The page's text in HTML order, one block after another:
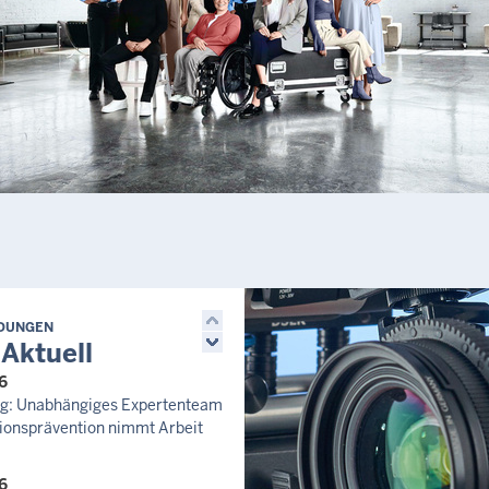
Brechten
225.000,00 €
Letzte Aktualisierung:
Heute, 23:29 Uhr
Unabhängiges Expertenteam
nimmt Arbeit